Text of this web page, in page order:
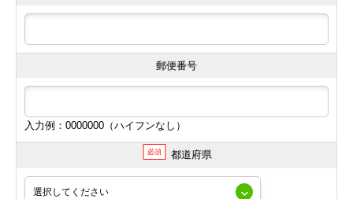
郵便番号
入力例：0000000（ハイフンなし）
必須 都道府県